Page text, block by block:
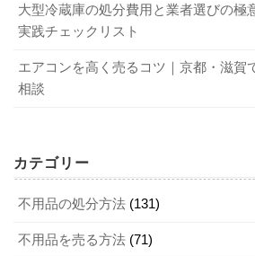
のホームページ等で買取額をチェッ
備しておきたいポイントです。あら
額を把握しておけば、適切な価格で
るでしょう。買取業者の中には、相
といいでしょう。
関連記事 不用品を賢く処分！ リサイクルショ
ック・小型トラック2台・大型トラッ
4トンダンプ・4トントラックを保有
ス用品や厨房器具などの回収もできま
関連記事
4．京都市内で洗濯機を買取
ント・注意点
を行う
いかがでしたか？ 京都市で洗濯機を
た、事前に掃除し、購入時について
大型冷蔵庫の処分費用と業者選びの極
実践チェックリスト
エアコンを高く売るコツ｜京都・滋賀
相談
カテゴリー
不用品の処分方法 (131)
不用品を売る方法 (71)